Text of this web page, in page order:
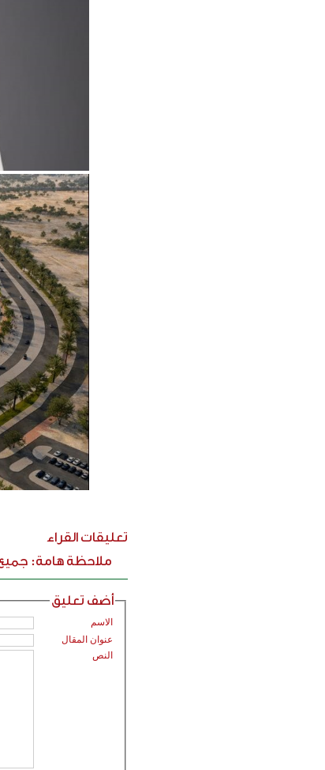
تعليقات القراء
ملاحظة هامة: جميع
أضف تعليق
الاسم
عنوان المقال
النص